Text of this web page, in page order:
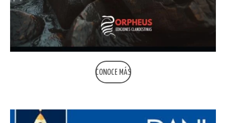
CONOCE MÁS